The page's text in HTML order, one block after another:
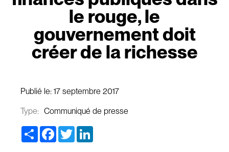
le rouge, le
gouvernement doit
créer de la richesse
Publié le: 17 septembre 2017
Type: Communiqué de presse
Share Facebook
Twitter